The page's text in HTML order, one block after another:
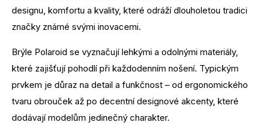
designu, komfortu a kvality, které odráží dlouholetou tradici
značky známé svými inovacemi.
Brýle Polaroid se vyznačují lehkými a odolnými materiály,
které zajišťují pohodlí při každodenním nošení. Typickým
prvkem je důraz na detail a funkčnost – od ergonomického
tvaru obrouček až po decentní designové akcenty, které
dodávají modelům jedinečný charakter.